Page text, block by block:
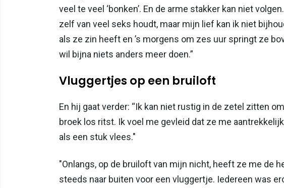
veel te veel ‘bonken’. En de arme stakker kan niet
zelf van veel seks houdt, maar mijn lief kan ik niet
als ze zin heeft en ’s morgens om zes uur springt ze
wil bijna niets anders meer doen.”
Vluggertjes op een bruiloft
En hij gaat verder: “Ik kan niet rustig in de zetel zitten
broek los ritst. Ik voel me gevleid dat ze me
als een stuk vlees."
"Onlangs, op de bruiloft van mijn nicht, heeft ze me de
steeds naar buiten voor een vluggertje. Iedereen was